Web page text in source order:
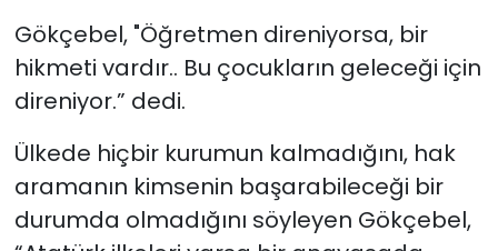
Gökçebel, "Öğretmen direniyorsa, bir
hikmeti vardır.. Bu çocukların geleceği için
direniyor.” dedi.
Ülkede hiçbir kurumun kalmadığını, hak
aramanın kimsenin başarabileceği bir
durumda olmadığını söyleyen Gökçebel,